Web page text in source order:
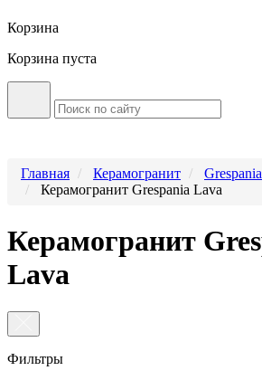
Корзина
Корзина пуста
Главная Керамогранит
Grespania
Керамогранит Grespania Lava
Керамогранит
Lava
Фильтры